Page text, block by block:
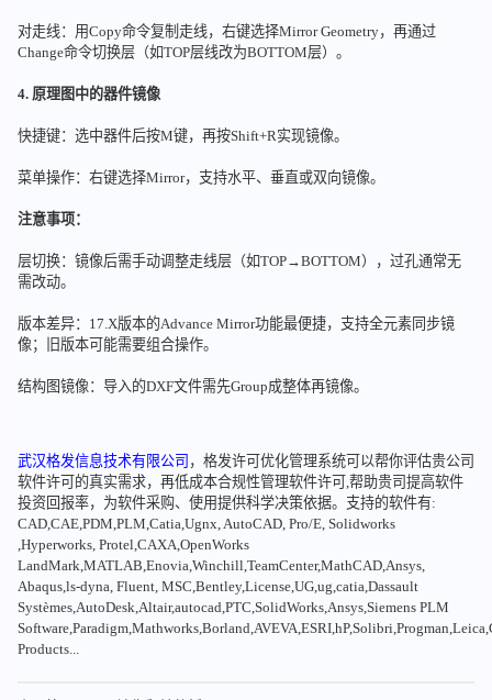
对走线：用Copy命令复制走线，右键选择Mirror Geometry，再通过
Change命令切换层（如TOP层线改为BOTTOM层）。
4. 原理图中的器件镜像
快捷键：选中器件后按M键，再按Shift+R实现镜像。
菜单操作：右键选择Mirror，支持水平、垂直或双向镜像。
注意事项：
层切换：镜像后需手动调整走线层（如TOP→BOTTOM），过孔通常无
需改动。
版本差异：17.X版本的Advance Mirror功能最便捷，支持全元素同步镜
像；旧版本可能需要组合操作。
结构图镜像：导入的DXF文件需先Group成整体再镜像。
武汉格发信息技术有限公司 ，格发许可优化管理系统可以帮你评估贵公司
软件许可的真实需求，再低成本合规性管理软件许可,帮助贵司提高软件
投资回报率，为软件采购、使用提供科学决策依据。支持的软件有:
CAD,CAE,PDM,PLM,Catia,Ugnx, AutoCAD, Pro/E, Solidworks
,Hyperworks, Protel,CAXA,OpenWorks
LandMark,MATLAB,Enovia,Winchill,TeamCenter,MathCAD,Ansys,
Abaqus,ls-dyna, Fluent, MSC,Bentley,License,UG,ug,catia,Dassault
Systèmes,AutoDesk,Altair,autocad,PTC,SolidWorks,Ansys,Siemens PLM
Products...